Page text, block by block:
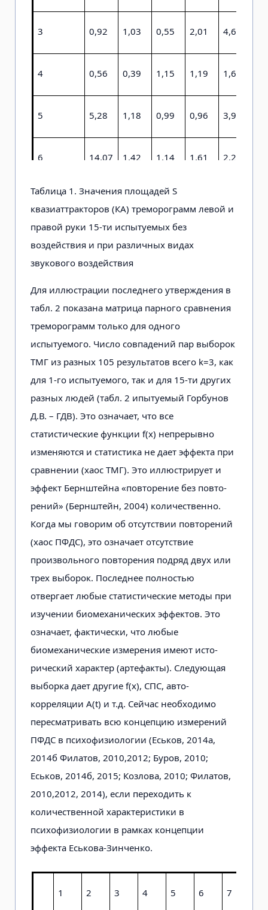
3 0,92 1,03 0,55 2,01 4,66
4 0,56 0,39 1,15 1,19 1,62
5 5,28 1,18 0,99 0,96 3,98
6 14,07 1,42 1,14 1,61 2,22
5,99
8 1,72 4,14 0,44 1,86
10 7,78 10,17 8,48
11 12,00 3,22 5,89 1,37 2,59
13 3,86 4,68 2,52 37,02 0,67
14 18,07 21,51 10,55 18,43 5,24
Среднее
значение
6,64 4,86 2,92 6,00
Примечание: БВ - без воздействия, АМ -
КМ - классиче­ская музыка, РМ - ритмичная
для ВНД испытуемых.
Таблица 1. Значения площадей S
квазиаттракторов (КА) треморограмм левой и
правой руки 15-ти испытуемых без
воздействия и при различных видах
звукового воздействия
Для иллюстрации последнего утвер­ждения в
табл. 2 показана матрица пар­ного сравнения
треморограмм только для одного
испытуемого. Число совпаде­ний пар выборок
ТМГ из разных 105 ре­зультатов всего k=3, как
для 1-го испы­туемого, так и для 15-ти других
разных людей (табл. 2 ипытуемый Горбунов
Д.В. – ГДВ). Это означает, что все
статистические функции f(x) непрерывно
изменяются и статистика не дает эффекта при
сравне­нии (хаос ТМГ). Это иллюстрирует и
эффект Бернштейна «повторение без повто­
рений» (Бернштейн, 2004) количественно.
Когда мы говорим об отсутствии повторе­ний
(хаос ПФДС), это означает отсутствие
произвольного повторения подряд двух или
трех выборок. Последнее полностью
отвергает любые статистические методы при
изучении биомеханических эффек­тов. Это
означает, фактически, что любые
биомеханические измерения имеют исто­
рический характер (артефакты). Следую­щая
выборка дает другие f(x), СПС, авто­
корреляции A(t) и т.д. Сейчас необходимо
пересматривать всю концепцию измере­ний
ПФДС в психофизиологии (Еськов, 2014а,
2014б Филатов, 2010,2012; Буров, 2010;
Еськов, 2014б, 2015; Козлова, 2010; Филатов,
2010,2012, 2014), если перехо­дить к
количественной характеристики в
психофизиологии в рамках концепции
эффекта Еськова-Зинченко.
1 2 3 4 5 6 7